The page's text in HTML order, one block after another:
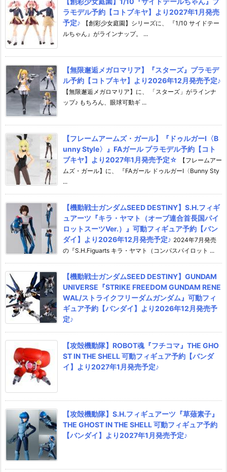
ラモデル予約【コトブキヤ】より2027年1月発売
予定♪
【創彩少女庭園】シリーズに、 『1/10 サイドテー
ルちゃん』がラインナップ。 ...
【無限邂逅メガロマリア】『スターズ』プラモデ
ル予約【コトブキヤ】より2026年12月発売予定♪
【無限邂逅メガロマリア】に、 「スターズ」がラインナ
ップ♪ もちろん、眼球可動ギ ...
【フレームアームズ・ガール】『ドゥルガーI〈B
unny Style〉』FAガール プラモデル予約【コト
ブキヤ】より2027年1月発売予定☆
【フレームアー
ムズ・ガール】に、 『FAガール ドゥルガーI〈Bunny Sty
...
【機動戦士ガンダムSEED DESTINY】S.H.フィギ
ュアーツ『キラ・ヤマト（オーブ連合首長国パイ
ロットスーツVer.）』可動フィギュア予約【バン
ダイ】より2026年12月発売予定♪ 2024年7月発売
の『S.H.Figuarts キラ・ヤマト（コンパスパイロット ...
【機動戦士ガンダムSEED DESTINY】GUNDAM
UNIVERSE『STRIKE FREEDOM GUNDAM RENE
WAL/ストライクフリーダムガンダム』可動フィ
ギュア予約【バンダイ】より2026年12月発売予
定♪
【攻殻機動隊】ROBOT魂『フチコマ』THE GHO
ST IN THE SHELL 可動フィギュア予約【バンダ
イ】より2027年1月発売予定♪
【攻殻機動隊】S.H.フィギュアーツ『草薙素子』
THE GHOST IN THE SHELL 可動フィギュア予約
【バンダイ】より2027年1月発売予定♪